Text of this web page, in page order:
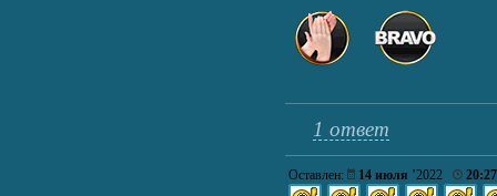
1 ответ
Оставлен: 14 июля ’2022 20:27